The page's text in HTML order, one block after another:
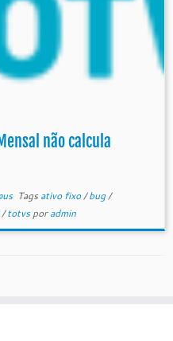
não calcula
Tags ativo fixo/bug/
/totvsporadmin